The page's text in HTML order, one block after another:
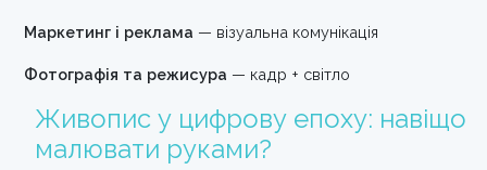
Маркетинг і реклама — візуальна комунікація
Фотографія та режисура — кадр + світло
Живопис у цифрову епоху: навіщо
малювати руками?